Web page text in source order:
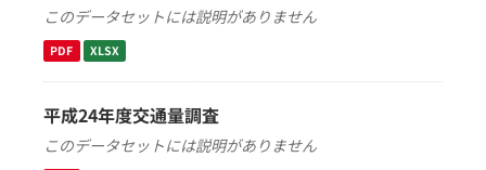
このデータセットには説明がありません
PDF XLSX
平成24年度交通量調査
このデータセットには説明がありません